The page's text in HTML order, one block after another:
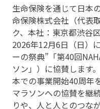
生命保険を通じて日本
命保険株式会社（代表
ク、本社：東京都渋谷
2026年12月6日（日）
ーの祭典”「第40回
ソン」）に協賛します
本での事業開始40周年
マラソンへの協賛を継
りや、人と人とのつな